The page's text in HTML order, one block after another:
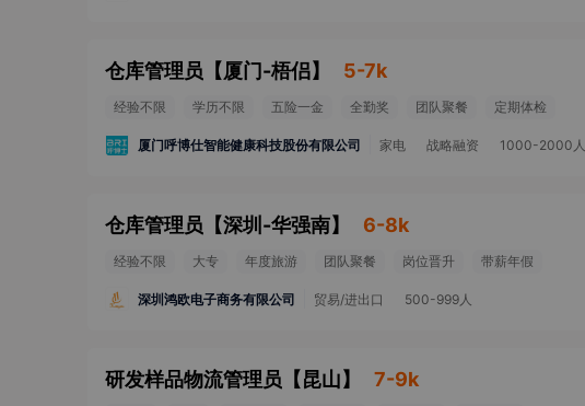
仓库管理员 【厦门-梧侣】 5-7k
经验不限 学历不限 五险一金 全勤奖 团队聚餐 定期体检
厦门呼博仕智能健康科技股份有限公司 家电 战略融资 1000-2000人
仓库管理员 【深圳-华强南】 6-8k
经验不限 大专 年度旅游 团队聚餐 岗位晋升 带薪年假
深圳鸿欧电子商务有限公司 贸易/进出口 500-999人
研发样品物流管理员 【昆山】 7-9k